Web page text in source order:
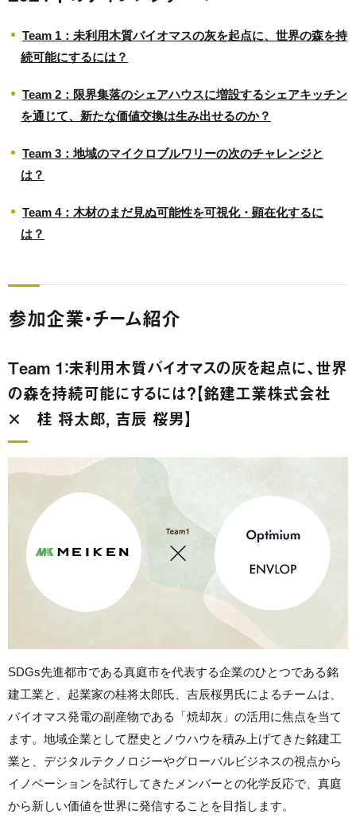
Team 1：未利用木質バイオマスの灰を起点に、世界の森を持
続可能にするには？
Team 2：限界集落のシェアハウスに増設するシェアキッチン
を通じて、新たな価値交換は生み出せるのか？
Team 3：地域のマイクロブルワリーの次のチャレンジと
は？
Team 4：木材のまだ見ぬ可能性を可視化・顕在化するに
は？
参加企業・チーム紹介
Team 1：未利用木質バイオマスの灰を起点に、世界
の森を持続可能にするには？【銘建工業株式会社
× 桂 将太郎, 吉辰 桜男】
SDGs先進都市である真庭市を代表する企業のひとつである銘
建工業と、起業家の桂将太郎氏、吉辰桜男氏によるチームは、
バイオマス発電の副産物である「焼却灰」の活用に焦点を当て
ます。地域企業として歴史とノウハウを積み上げてきた銘建工
業と、デジタルテクノロジーやグローバルビジネスの視点から
イノベーションを試行してきたメンバーとの化学反応で、真庭
から新しい価値を世界に発信することを目指します。